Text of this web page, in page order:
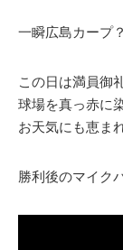
一瞬広島カープ
この日は満員御礼
球場を真っ赤に
お天気にも恵ま
勝利後のマイク